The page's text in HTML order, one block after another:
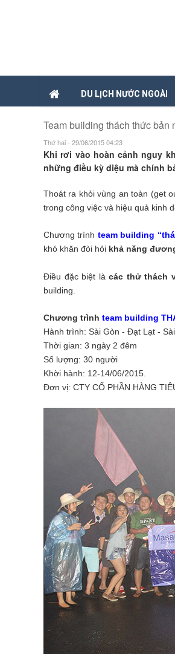
DU LỊCH NƯỚC NGOÀI
Team building thách thức bản
Thứ hai - 29/06/2015 04:23
Khi rơi vào hoàn cảnh nguy
những điều kỳ diệu mà chính
Thoát ra khỏi vùng an toàn (get
trong công việc và hiệu quả kinh
Chương trình team building
khó khăn đòi hỏi khả năng
Điều đặc biệt làcác thử thách
building.
Chương trình team building
Hành trình: Sài Gòn - Đạt Lạt -
Thời gian: 3 ngày 2 đêm
Số lượng: 30 người
Khời hành: 12-14/06/2015.
Đơn vị: CTY CỔ PHẦN HÀNG